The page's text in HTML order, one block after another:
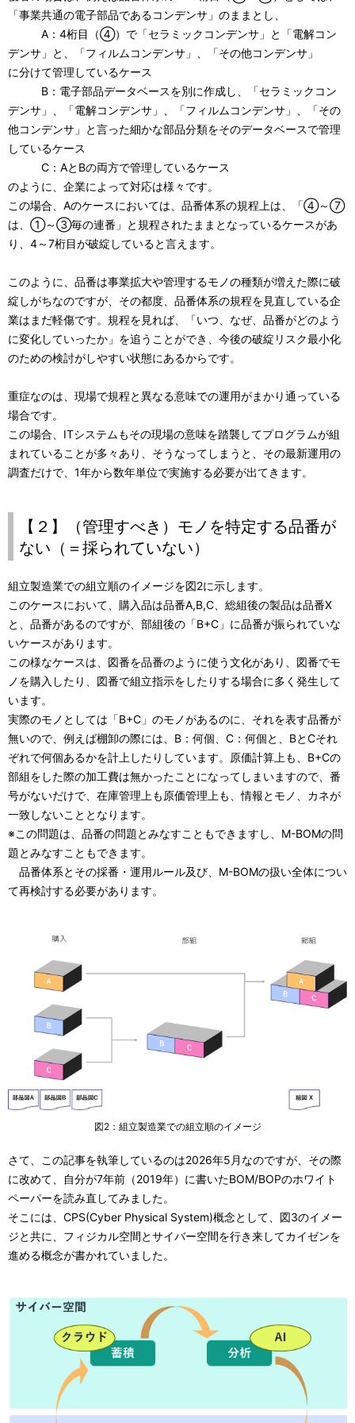
「事業共通の電子部品であるコンデンサ」のままとし、
A：4桁目（④）で「セラミックコンデンサ」と「電解コン
デンサ」と、「フィルムコンデンサ」、「その他コンデンサ」
に分けて管理しているケース
B：電子部品データベースを別に作成し、「セラミックコン
デンサ」、「電解コンデンサ」、「フィルムコンデンサ」、「その
他コンデンサ」と言った細かな部品分類をそのデータベースで管理
しているケース
C：AとBの両方で管理しているケース
のように、企業によって対応は様々です。
この場合、Aのケースにおいては、品番体系の規程上は、「④～⑦
は、①～③毎の連番」と規程されたままとなっているケースがあ
り、4～7桁目が破綻していると言えます。
このように、品番は事業拡大や管理するモノの種類が増えた際に破
綻しがちなのですが、その都度、品番体系の規程を見直している企
業はまだ軽傷です。規程を見れば、「いつ、なぜ、品番がどのよう
に変化していったか」を追うことができ、今後の破綻リスク最小化
のための検討がしやすい状態にあるからです。
重症なのは、現場で規程と異なる意味での運用がまかり通っている
場合です。
この場合、ITシステムもその現場の意味を踏襲してプログラムが組
まれていることが多々あり、そうなってしまうと、その最新運用の
調査だけで、1年から数年単位で実施する必要が出てきます。
【２】（管理すべき）モノを特定する品番が
ない（＝採られていない）
組立製造業での組立順のイメージを図2に示します。
このケースにおいて、購入品は品番A,B,C、総組後の製品は品番X
と、品番があるのですが、部組後の「B+C」に品番が振られていな
いケースがあります。
この様なケースは、図番を品番のように使う文化があり、図番でモ
ノを購入したり、図番で組立指示をしたりする場合に多く発生して
います。
実際のモノとしては「B+C」のモノがあるのに、それを表す品番が
無いので、例えば棚卸の際には、B：何個、C：何個と、BとCそれ
ぞれで何個あるかを計上したりしています。原価計算上も、B+Cの
部組をした際の加工費は無かったことになってしまいますので、番
号がないだけで、在庫管理上も原価管理上も、情報とモノ、カネが
一致しないこととなります。
※この問題は、品番の問題とみなすこともできますし、M-BOMの問
題とみなすこともできます。
品番体系とその採番・運用ルール及び、M-BOMの扱い全体につい
て再検討する必要があります。
図2：組立製造業での組立順のイメージ
さて、この記事を執筆しているのは2026年5月なのですが、その際
に改めて、自分が7年前（2019年）に書いたBOM/BOPのホワイト
ペーパーを読み直してみました。
そこには、CPS(Cyber Physical System)概念として、図3のイメー
ジと共に、フィジカル空間とサイバー空間を行き来してカイゼンを
進める概念が書かれていました。